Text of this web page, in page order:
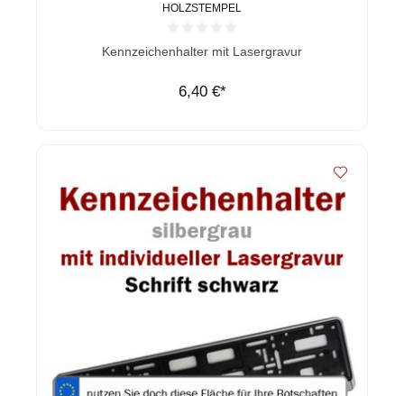
HOLZSTEMPEL
Durchschnittliche Bewertung von 0 von 5 Sternen
Kennzeichenhalter mit Lasergravur
6,40 €*